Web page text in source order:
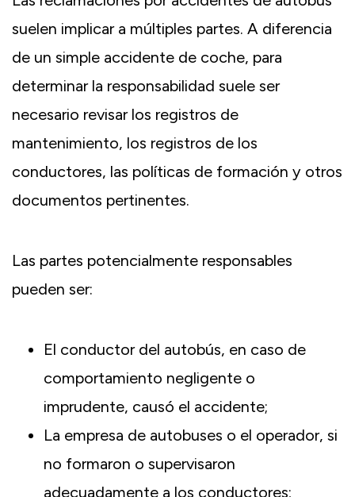
suelen implicar a múltiples partes. A diferencia
de un simple accidente de coche, para
determinar la responsabilidad suele ser
necesario revisar los registros de
mantenimiento, los registros de los
conductores, las políticas de formación y otros
documentos pertinentes.
Las partes potencialmente responsables
pueden ser:
El conductor del autobús, en caso de
comportamiento negligente o
imprudente, causó el accidente;
La empresa de autobuses o el operador, si
no formaron o supervisaron
adecuadamente a los conductores;